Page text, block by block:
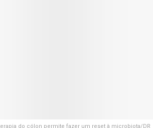
do cólon permite fazer um reset à microbiota/DR